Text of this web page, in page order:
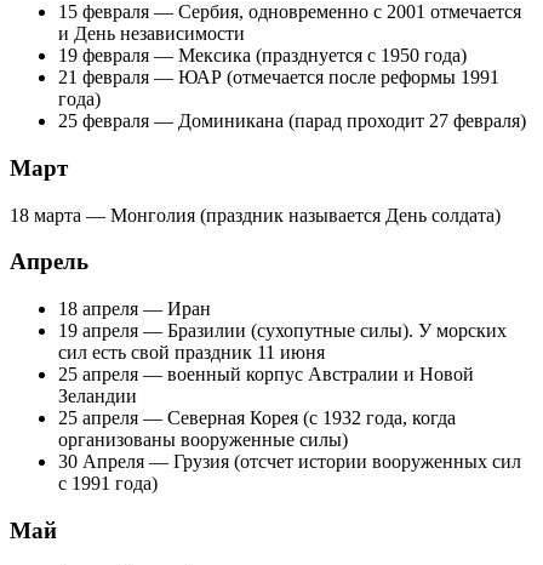
15 февраля — Сербия, одновременно с 2001 отмечается
и День независимости
19 февраля — Мексика (празднуется с 1950 года)
21 февраля — ЮАР (отмечается после реформы 1991
года)
25 февраля — Доминикана (парад проходит 27 февраля)
Март
18 марта — Монголия (праздник называется День солдата)
Апрель
18 апреля — Иран
19 апреля — Бразилии (сухопутные силы). У морских
сил есть свой праздник 11 июня
25 апреля — военный корпус Австралии и Новой
Зеландии
25 апреля — Северная Корея (с 1932 года, когда
организованы вооруженные силы)
30 Апреля — Грузия (отсчет истории вооруженных сил
с 1991 года)
Май